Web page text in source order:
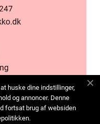
huske dine indstillinger,
og annoncer. Denne
fortsat brug af websiden